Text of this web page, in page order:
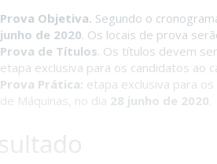
Prova Objetiva. Segundo o
junho de 2020. Os locais de prova
Prova de Títulos. Os títulos devem
etapa exclusiva para os candidatos ao
Prova Prática: etapa exclusiva para
de Máquinas, no dia 28 junho de 2020